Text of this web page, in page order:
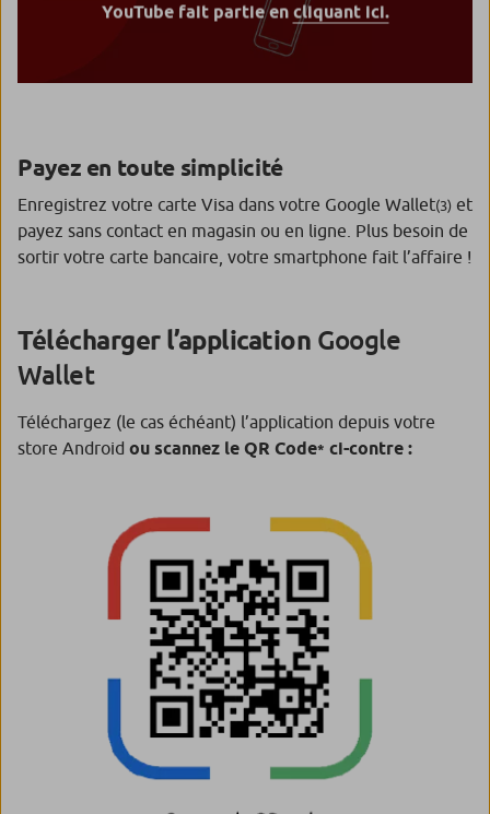
YouTube fait partie en cliquant ici.
Payez en toute simplicité
Enregistrez votre carte Visa dans votre Google Wallet(3) et
payez sans contact en magasin ou en ligne. Plus besoin de
sortir votre carte bancaire, votre smartphone fait l’affaire !
Télécharger l’application Google
Wallet
Téléchargez (le cas échéant) l’application depuis votre
store Android ou scannez le QR Code* ci-contre :